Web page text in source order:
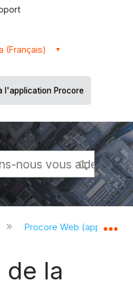
(Français)
l'application Procore
la hiérarchie
Procore Web
de la